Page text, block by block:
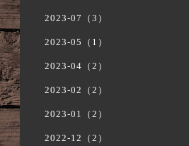
2023-07（3）
2023-05（1）
2023-04（2）
2023-02（2）
2023-01（2）
2022-12（2）